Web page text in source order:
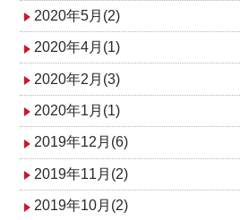
2020年5月(2)
2020年4月(1)
2020年2月(3)
2020年1月(1)
2019年12月(6)
2019年11月(2)
2019年10月(2)